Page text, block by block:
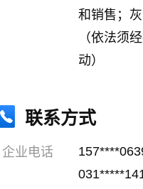
和销售；
（依法须
动）
联系方式
企业电话